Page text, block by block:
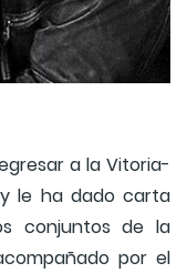
a la Vitoria-
le ha dado carta
conjuntos de la
por el